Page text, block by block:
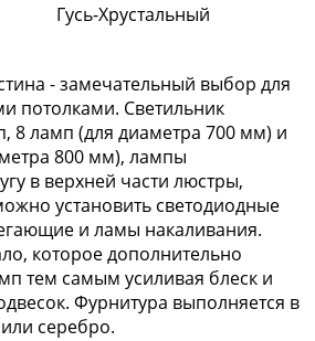
Гусь-Хрустальный
- замечательный выбор для
потолками. Светильник
8 ламп (для диаметра 700 мм) и
800 мм), лампы
в верхней части люстры,
установить светодиодные
и ламы накаливания.
которое дополнительно
тем самым усиливая блеск и
Фурнитура выполняется в
серебро.